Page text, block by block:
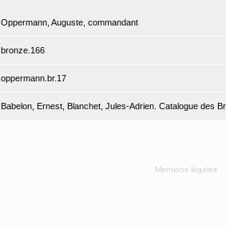
Oppermann, Auguste, commandant
bronze.166
oppermann.br.17
Babelon, Ernest, Blanchet, Jules-Adrien. Catalogue des
Mentions légales